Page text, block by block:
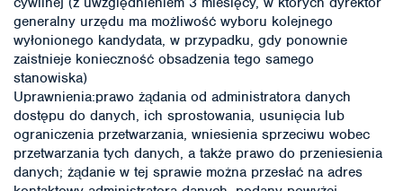
generalny urzędu ma możliwość wyboru kolejnego
wyłonionego kandydata, w przypadku, gdy ponownie
zaistnieje konieczność obsadzenia tego samego
stanowiska)
Uprawnienia:prawo żądania od administratora danych
dostępu do danych, ich sprostowania, usunięcia lub
ograniczenia przetwarzania, wniesienia sprzeciwu wobec
przetwarzania tych danych, a także prawo do przeniesienia
danych; żądanie w tej sprawie można przesłać na adres